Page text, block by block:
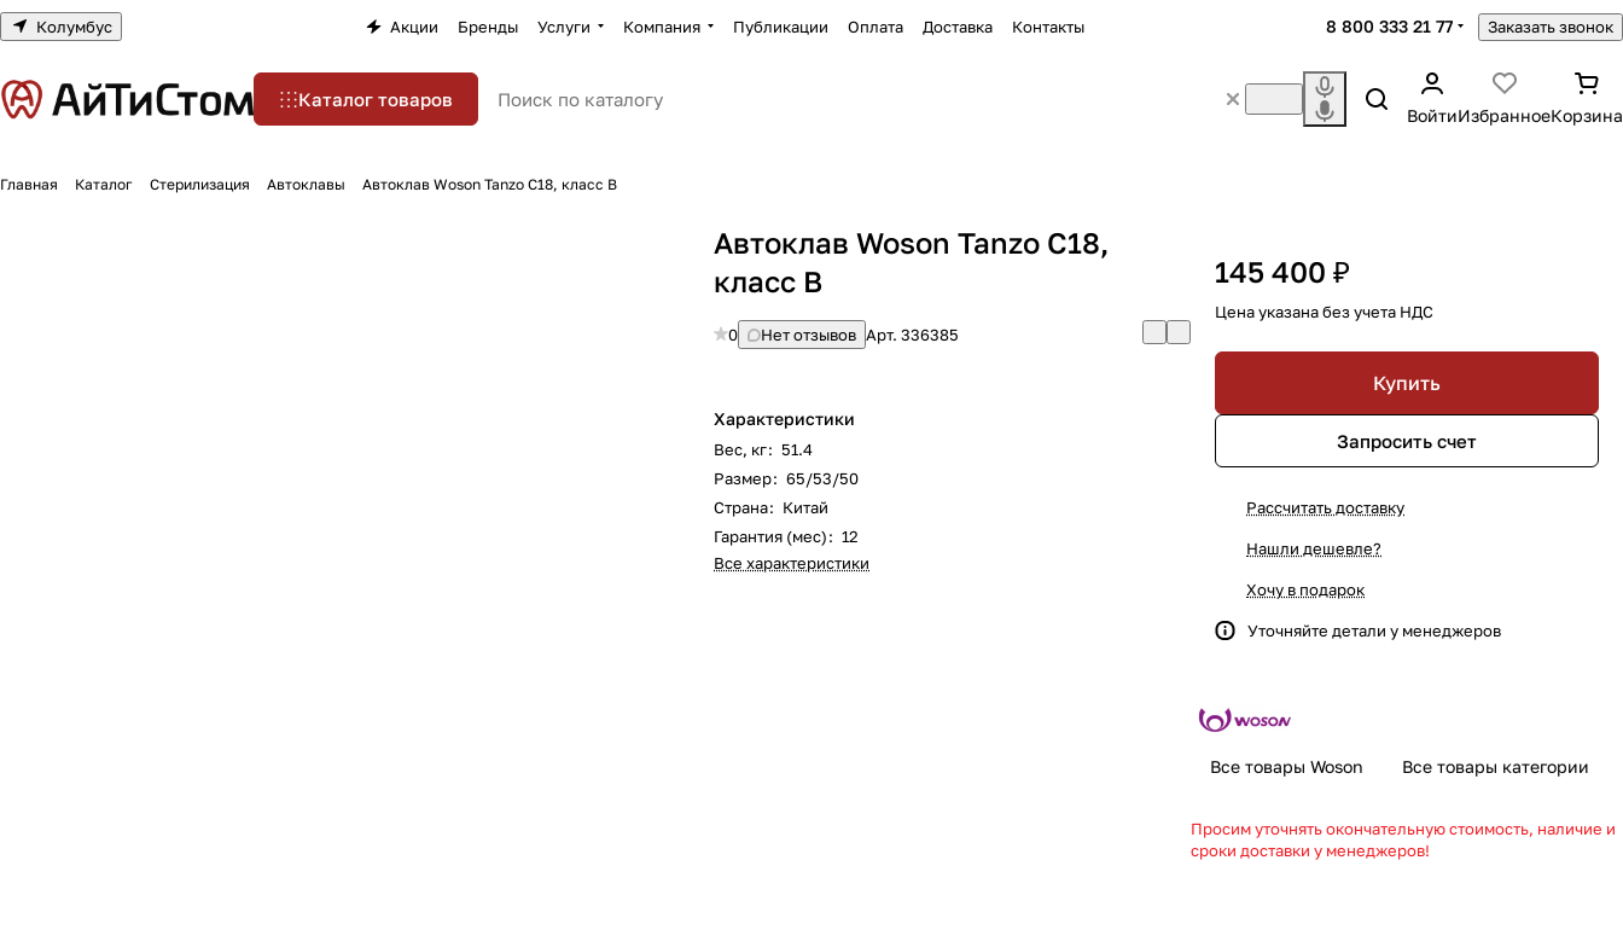
Колумбус Акции Бренды Услуги Компания Публикации Оплата Доставка Контакты 8 800 333 21 77 Заказать звонок
Каталог товаров
ВойтиИзбранноеКорзина
Главная Каталог Стерилизация Автоклавы Автоклав Woson Tanzo C18, класс В
Автоклав Woson Tanzo C18,
класс В
0 Нет отзывов Арт.336385
Характеристики
Вес, кг: 51.4
Размер: 65/53/50
Страна: Китай
Гарантия (мес): 12
Все характеристики
145 400 ₽
Цена указана без учета НДС
Купить
Запросить счет
Рассчитать доставку
Нашли дешевле?
Хочу в подарок
Уточняйте детали у менеджеров
Все товары Woson Все товары категории
Просим уточнять окончательную стоимость, наличие и
сроки доставки у менеджеров!